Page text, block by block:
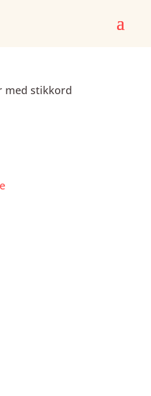
med stikkord